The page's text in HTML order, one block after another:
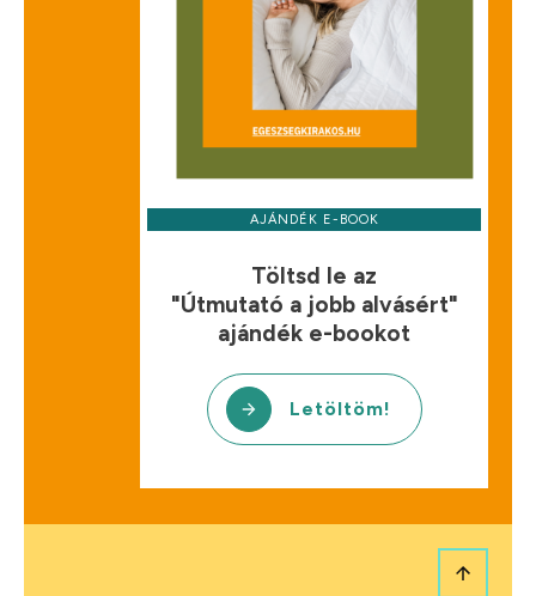
AJÁNDÉK E-BOOK
Töltsd le az
"Útmutató a jobb alvásért"
ajándék e-bookot
Letöltöm!